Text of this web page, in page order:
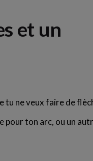
et un
tu ne veux faire de
pour ton arc, ou un